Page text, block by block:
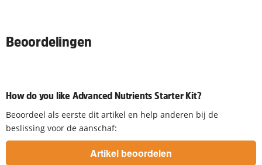
Beoordelingen
How do you like Advanced Nutrients Starter Kit?
Beoordeel als eerste dit artikel en help anderen bij de
beslissing voor de aanschaf: